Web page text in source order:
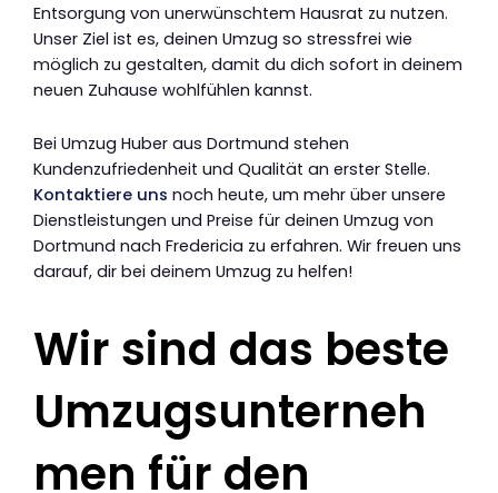
Entsorgung von unerwünschtem Hausrat zu nutzen.
Unser Ziel ist es, deinen Umzug so stressfrei wie
möglich zu gestalten, damit du dich sofort in deinem
neuen Zuhause wohlfühlen kannst.
Bei Umzug Huber aus Dortmund stehen
Kundenzufriedenheit und Qualität an erster Stelle.
Kontaktiere uns noch heute, um mehr über unsere
Dienstleistungen und Preise für deinen Umzug von
Dortmund nach Fredericia zu erfahren. Wir freuen uns
darauf, dir bei deinem Umzug zu helfen!
Wir sind das beste
Umzugsunterneh
men für den